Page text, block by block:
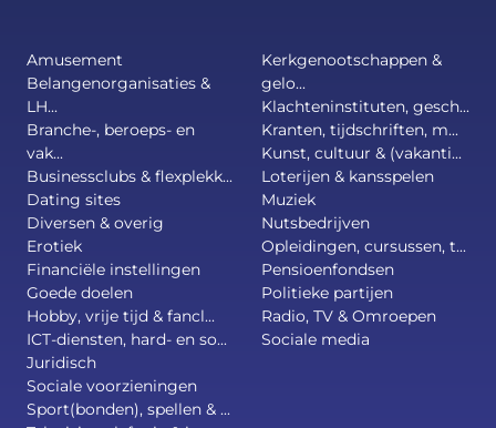
Amusement
Belangenorganisaties &
LH...
Branche-, beroeps- en
vak...
Businessclubs & flexplekk...
Dating sites
Diversen & overig
Erotiek
Financiële instellingen
Goede doelen
Hobby, vrije tijd & fancl...
ICT-diensten, hard- en so...
Juridisch
Kerkgenootschappen &
gelo...
Klachteninstituten, gesch...
Kranten, tijdschriften, m...
Kunst, cultuur & (vakanti...
Loterijen & kansspelen
Muziek
Nutsbedrijven
Opleidingen, cursussen, t...
Pensioenfondsen
Politieke partijen
Radio, TV & Omroepen
Sociale media
Sociale voorzieningen
Sport(bonden), spellen & ...